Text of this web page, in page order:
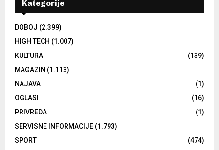
Kategorije
DOBOJ (2.399)
HIGH TECH (1.007)
KULTURA
(139)
MAGAZIN (1.113)
NAJAVA
(1)
OGLASI
(16)
PRIVREDA
(1)
SERVISNE INFORMACIJE (1.793)
SPORT
(474)